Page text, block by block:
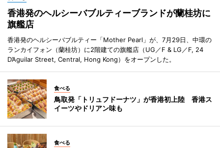
香港発のヘルシーバブルティーブランドが蘭桂坊に
旗艦店
香港発のヘルシーバブルティー「Mother Pearl」が、7月29日、中環の
ランカイフォン（蘭桂坊）に2階建ての旗艦店（UG／F & LG／F, 24
D’Aguilar Street, Central, Hong Kong）をオープンした。
食べる
鳥取発「トリュフドーナツ」が香港初上陸 香港ス
イーツやドリアン味も
食べる